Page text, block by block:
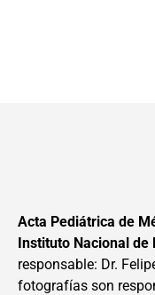
Acta Pediátrica de
Instituto Nacional de
responsable: Dr.
fotografías son